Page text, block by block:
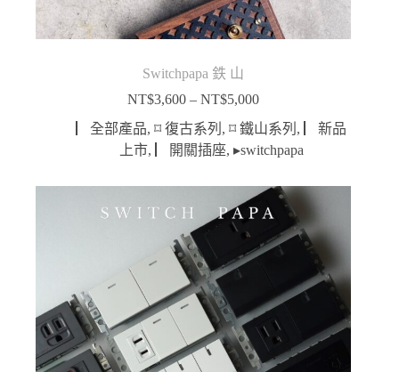
Switchpapa 鉄 山
NT$3,600 – NT$5,000價
格
範
NT$3,600
到
NT$5,000
▏全部產品,⌑ 復古系列 ,⌑ 鐵山系列 ,
▏新品
上市, ▏開關插座, ▸switchpapa